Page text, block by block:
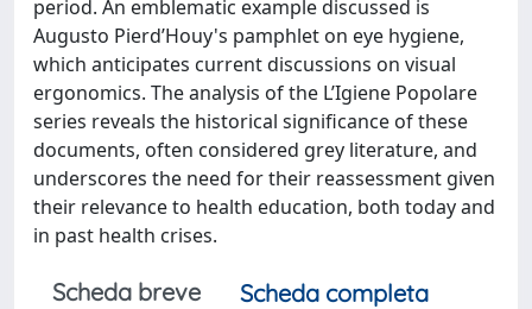
period. An emblematic example discussed is
Augusto Pierd’Houy's pamphlet on eye hygiene,
which anticipates current discussions on visual
ergonomics. The analysis of the L’Igiene Popolare
series reveals the historical significance of these
documents, often considered grey literature, and
underscores the need for their reassessment given
their relevance to health education, both today and
in past health crises.
Scheda breve
Scheda completa